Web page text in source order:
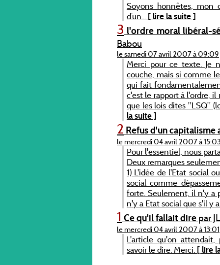
Soyons honnêtes, mon
d’un... [ lire la suite ]
3 l'ordre moral libéral-
Babou
le samedi 07 avril 2007 à 09:09
Merci pour ce texte. Je
couche, mais si comme
qui fait
c'est le rapport à l'ordre,
que les lois dites "LSQ"
la suite ]
2 Refus d'un capitalisme
le mercredi 04 avril 2007 à
Pour l'essentiel, nous
Deux remarques
1) L'idée de l'Etat social
social comme
forte. Seulement, il n'y a
n'y a Etat social que s'il y
1 Ce qu'il fallait dire par JL
le mercredi 04 avril 2007 à 13:01
L'article qu'on
savoir le dire. Merci. [ lire